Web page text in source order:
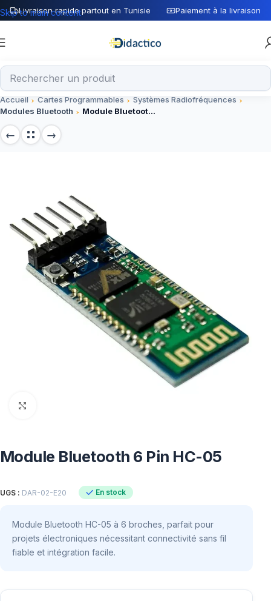
Livraison rapide partout en Tunisie Paiement à la livraison
Skip to main content
Accueil Cartes Programmables
Systèmes Radiofréquences
Modules Bluetooth
Module Bluetooth 6 Pin HC-05
Module Bluetooth 6 Pin HC-05
UGS : DAR-02-E20 En stock
Module Bluetooth HC-05 à 6 broches, parfait pour
projets électroniques nécessitant connectivité sans fil
fiable et intégration facile.